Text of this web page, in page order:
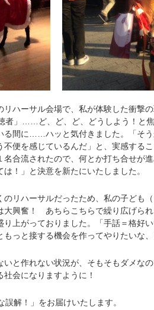
ハーサル会場で、私が体験した衝撃
者」……ど、ど、ど、どうしよう！と
る間に……ハッと気付きました。「そ
便を感じているんだ」と、実感する
合流されたので、何とか打ち合せが
！」と決意を新たにいたしました。
リハーサルだったため、私の子ども
大興奮！ あちらこちらで繰り広げら
上がっておりました。「手話＝格好
っと接する機会を作ってやりたいな、
と作れない状況が、そもそもダメな
会になりますように！
解！」をお届けいたします。